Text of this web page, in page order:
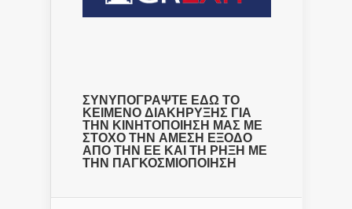
ΣΥΝΥΠΟΓΡΑΨΤΕ ΕΔΩ ΤΟ
ΚΕΙΜΕΝΟ ΔΙΑΚΗΡΥΞΗΣ ΓΙΑ
ΤΗΝ ΚΙΝΗΤΟΠΟΙΗΣΗ ΜΑΣ ΜΕ
ΣΤΟΧΟ ΤΗΝ ΑΜΕΣΗ ΕΞΟΔΟ
ΑΠΟ ΤΗΝ ΕΕ ΚΑΙ ΤΗ ΡΗΞΗ ΜΕ
ΤΗΝ ΠΑΓΚΟΣΜΙΟΠΟΙΗΣΗ